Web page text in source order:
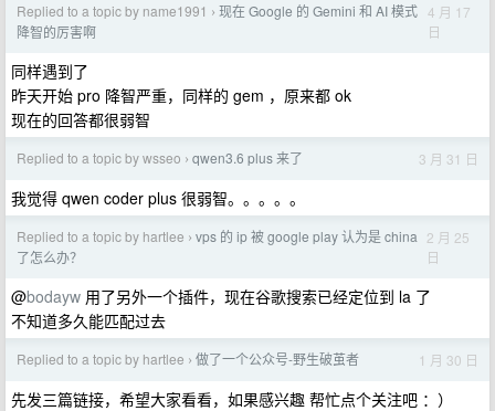
Replied to a topic by name1991 › 现在 Google 的 Gemini 和 AI 模式
降智的厉害啊
4 月 17
日
同样遇到了
昨天开始 pro 降智严重，同样的 gem ，原来都 ok
现在的回答都很弱智
Replied to a topic by wsseo › qwen3.6 plus 来了 3 月 31 日
我觉得 qwen coder plus 很弱智。。。。。
Replied to a topic by hartlee › vps 的 ip 被 google play 认为是 china
了怎么办？
2 月 25
日
@bodayw 用了另外一个插件，现在谷歌搜索已经定位到 la 了
不知道多久能匹配过去
Replied to a topic by hartlee › 做了一个公众号-野生破茧者 1 月 30 日
先发三篇链接，希望大家看看，如果感兴趣 帮忙点个关注吧 ：）